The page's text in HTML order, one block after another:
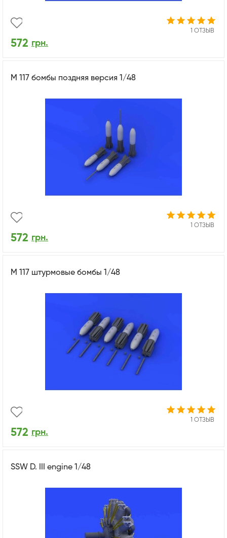
1 ОТЗЫВ
572 грн.
М 117 бомбы поздняя версия 1/48
1 ОТЗЫВ
572 грн.
M 117 штурмовые бомбы 1/48
1 ОТЗЫВ
572 грн.
SSW D. III engine 1/48